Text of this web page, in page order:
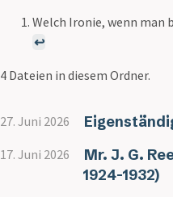
Welch Ironie, wenn man
↩
4 Dateien in diesem Ordner.
27. Juni 2026
17. Juni 2026
Mr. J. G.
1924-1932)